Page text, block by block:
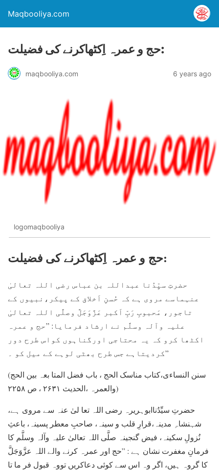
Maqbooliya.com
حج و عمرہ اِکٹھاکرنے کی فضیلت:
maqbooliya.com 6 years ago
logomaqbooliya
حج و عمرہ اِکٹھاکرنے کی فضیلت:
حضرتِ سیِّدُنا عبداللہ بن عباس رضی اللہ تعالیٰ
عنہماسے مروی ہے کہ حُسنِ اَخلاق کے پیکر،نبیوں کے
تاجور، مَحبوبِ رَبِّ اَکبر عَزَّوَجَلَّ وصلَّی اللہ تعالیٰ
علیہ وآلہ وسلَّم نے ارشاد فرمایا: ”حج و عمرہ
اکٹھا کرو کہ یہ محتاجی اورگناہوں کواس طرح دور
کردیتاہے جس طرح بھٹی لوہے کے میل کو ۔”
(سنن النساءی،کتاب مناسک الحج ، باب فضل المتا بعہ بین الحج
والعمرہ ،الحدیث ۲۶۳۱ ، ص ۲۲۵۸)
حضرتِ سیِّدُناابوہریرہ رضی اللہ تعا لیٰ عنہ سے مروی ہے،
شہنشاہِ مدینہ،قرارِ قلب و سینہ، صاحبِ معطر پسینہ، باعثِ
نُزولِ سکینہ، فیض گنجینہ صلَّی اللہ تعالیٰ علیہ وآلہ وسلَّم کا
فرمانِ مغفرت نشان ہے : ”حج اور عمرہ کرنے والے اللہ عزَّوَجَلَّ
کا گروہ ہیں، اگر وہ اس سے کوئی دعاکریں تووہ قبول فر ما تا